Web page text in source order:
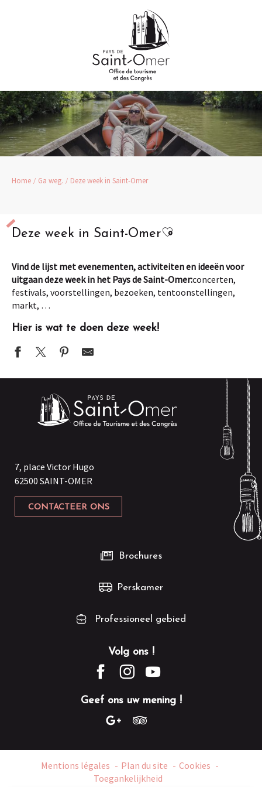
Home Ga weg. Deze week in Saint-Omer
Deze week in Saint-OmerAjouter aux
Vind de lijst met evenementen, activiteiten en ideeën voor
uitgaan deze week in het Pays de Saint-Omer:concerten,
festivals, voorstellingen, bezoeken, tentoonstellingen,
markt, …
Hier is wat te doen deze week!
ANIMATION | Bars de plein air chez A travers Champs
ANIMATION | "La Tourné d'été" des Hauts-de-France passe
RANDO | Randonnée de 9.5 km ce vendredi à Zudausques
SOIRÉE | Guinguette éco-friendly de Community Arques
CONTE | Ô Marais à Clairmarais (45min)
ANIMATION | VTT d'orientation semi-nocturne
ANIMATIONS | Faubourgs Plage à Saint-Omer
ESCAPADE | Les Mercredis de l'été avec le Département 62
EXPOSITION | "Métiers d'antan"
7, place Victor Hugo
62500 SAINT-OMER
CONTACTEER ONS
Volg ons !
Geef ons uw mening !
Brochures
Perskamer
Professioneel gebied
Mentions légales Plan du site
Cookies
Toegankelijkheid